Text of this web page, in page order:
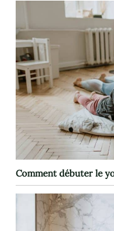
Comment débuter le